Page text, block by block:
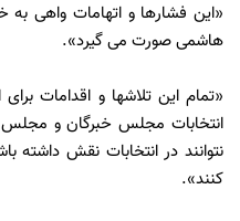
«این فشارها و اتهامات واهی
هاشمی صورت می گیرد».
«تمام این تلاشها و اقدامات
انتخابات مجلس خبرگان و مجلس
نتوانند در انتخابات نقش داشته
کنند».